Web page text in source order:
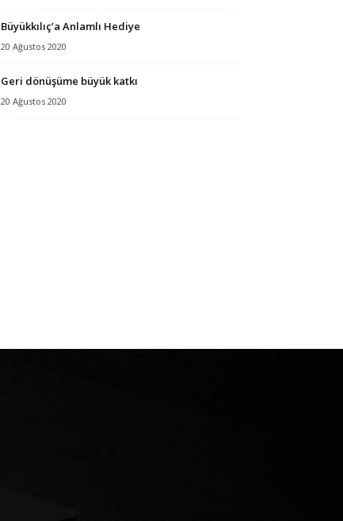
Büyükkılıç’a Anlamlı Hediye
20 Ağustos 2020
Geri dönüşüme büyük katkı
20 Ağustos 2020